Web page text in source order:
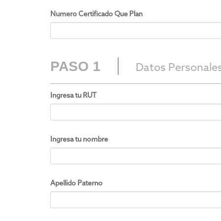
Numero Certificado Que Plan
PASO 1 Datos
Ingresa tu RUT
Ingresa tu nombre
Apellido Paterno